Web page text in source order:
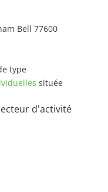
Bell 77600
type
située
d'activité